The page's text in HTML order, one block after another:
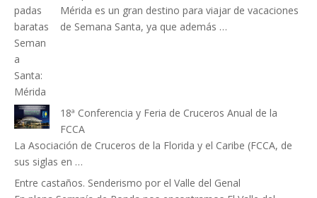
Mérida es un gran destino para viajar de vacaciones
de Semana Santa, ya que además …
18ª Conferencia y Feria de Cruceros Anual de la
FCCA
La Asociación de Cruceros de la Florida y el Caribe (FCCA, de
sus siglas en …
Entre castaños. Senderismo por el Valle del Genal